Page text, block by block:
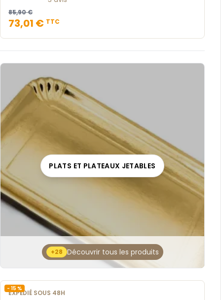
85,90 €
73,01 € TTC
PLATS ET PLATEAUX JETABLES
+28 Découvrir tous les produits
- 15 %
EXPÉDIÉ SOUS 48H